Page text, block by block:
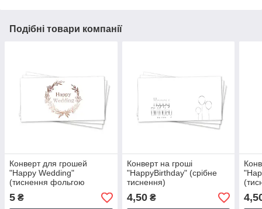
Подібні товари компанії
Конверт для грошей
"Happy Wedding"
(тиснення фольгою
рожеве золото)
5 ₴
Конверт на гроші
"HappyBirthday" (срібне
тиснення)
4,50₴